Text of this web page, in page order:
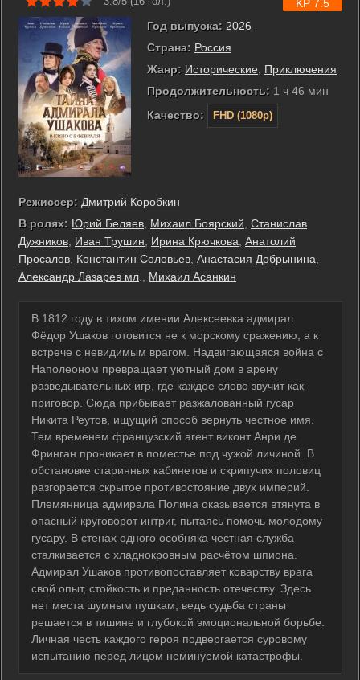
Год выпуска: 2026
Страна: Россия
Жанр: Исторические
Приключения
Продолжительность: 1 ч 46 мин
Качество:
FHD (1080p)
KP 7.5
Режиссер: Дмитрий Коробкин
В ролях: Юрий Беляев Михаил Боярский Станислав
Дужников Иван Трушин Ирина Крючкова Анатолий
Просалов Константин Соловьев Анастасия Добрынина
Александр Лазарев мл
Михаил Асанкин
В 1812 году в тихом имении Алексеевка адмирал
Фёдор Ушаков готовится не к морскому сражению, а к
встрече с невидимым врагом. Надвигающаяся война с
Наполеоном превращает уютный дом в арену
разведывательных игр, где каждое слово звучит как
приговор. Сюда прибывает разжалованный гусар
Никита Реутов, ищущий способ вернуть честное имя.
Тем временем французский агент виконт Анри де
Фринган проникает в поместье под чужой личиной. В
обстановке старинных кабинетов и скрипучих половиц
разгорается скрытое противостояние двух империй.
Племянница адмирала Полина оказывается втянута в
опасный круговорот интриг, пытаясь помочь молодому
гусару. В стенах одного особняка честная служба
сталкивается с хладнокровным расчётом шпиона.
Адмирал Ушаков противопоставляет коварству врага
свой опыт, стойкость и преданность отечеству. Здесь
нет места шумным пушкам, ведь судьба страны
решается в тишине и глубокой эмоциональной борьбе.
Личная честь каждого героя подвергается суровому
испытанию перед лицом неминуемой катастрофы.